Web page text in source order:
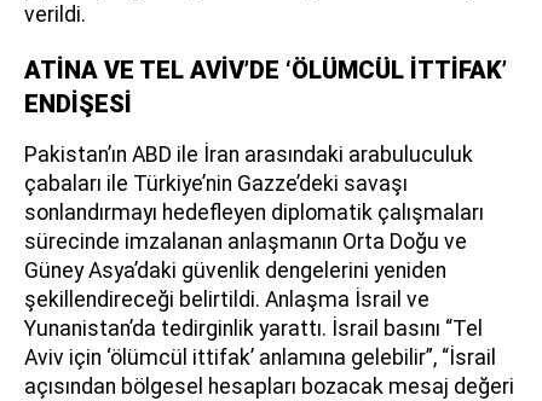
verildi.
ATİNA VE TEL AVİV’DE ‘ÖLÜMCÜL İTTİFAK’
ENDİŞESİ
Pakistan’ın ABD ile İran arasındaki arabuluculuk
çabaları ile Türkiye’nin Gazze’deki savaşı
sonlandırmayı hedefleyen diplomatik çalışmaları
sürecinde imzalanan anlaşmanın Orta Doğu ve
Güney Asya’daki güvenlik dengelerini yeniden
şekillendireceği belirtildi. Anlaşma İsrail ve
Yunanistan’da tedirginlik yarattı. İsrail basını “Tel
Aviv için ‘ölümcül ittifak’ anlamına gelebilir”, “İsrail
açısından bölgesel hesapları bozacak mesaj değeri